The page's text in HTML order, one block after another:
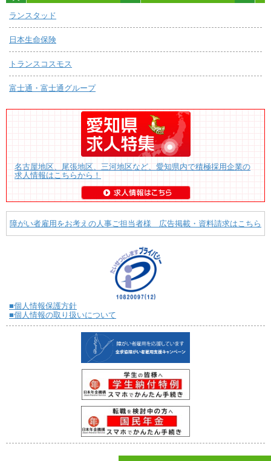
ランスタッド
日本生命保険
トランスコスモス
富士通・富士通グループ
名古屋地区、尾張地区、三河地区など、愛知県内で積極採用企業の
求人情報はこちらから！
障がい者雇用をお考えの人事ご担当者様 広告掲載・資料請求はこちら
■個人情報保護方針
■個人情報の取り扱いについて